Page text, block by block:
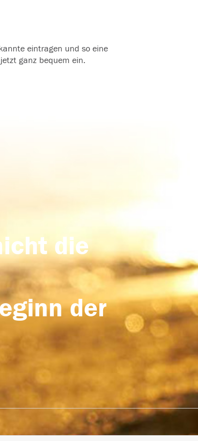
eintragen und so eine
ganz bequem ein.
die
der